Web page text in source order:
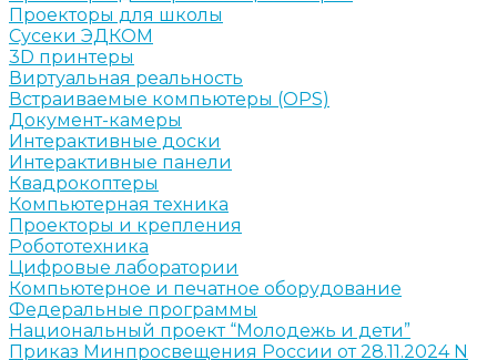
Проекторы для школы
Сусеки ЭДКОМ
3D принтеры
Виртуальная реальность
Встраиваемые компьютеры (OPS)
Документ-камеры
Интерактивные доски
Интерактивные панели
Квадрокоптеры
Компьютерная техника
Проекторы и крепления
Робототехника
Цифровые лаборатории
Компьютерное и печатное оборудование
Федеральные программы
Национальный проект “Молодежь и дети”
Приказ Минпросвещения России от 28.11.2024 N